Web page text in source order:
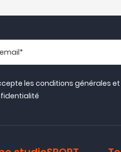
email
lesconditions générales